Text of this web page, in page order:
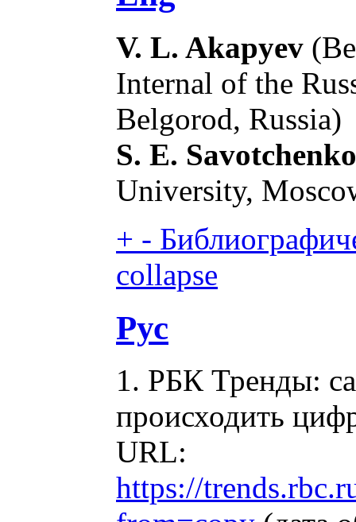
V. L. Akapyev
Internal of the
Belgorod, Russia)
S. E. Savotchenko
University,
+ -
collapse
Рус
1. РБК Тренды:
происходить
URL:
https://